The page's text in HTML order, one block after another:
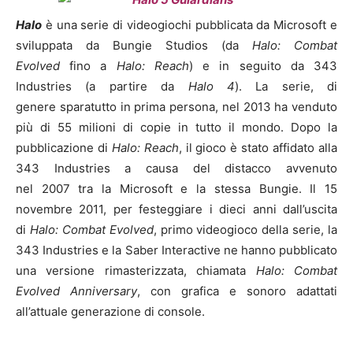
Halo è una serie di videogiochi pubblicata da Microsoft e
sviluppata da Bungie Studios (da Halo: Combat
Evolved fino a Halo: Reach) e in seguito da 343
Industries (a partire da Halo 4). La serie, di
genere sparatutto in prima persona, nel 2013 ha venduto
più di 55 milioni di copie in tutto il mondo. Dopo la
pubblicazione di Halo: Reach, il gioco è stato affidato alla
343 Industries a causa del distacco avvenuto
nel 2007 tra la Microsoft e la stessa Bungie. Il 15
novembre 2011, per festeggiare i dieci anni dall’uscita
di Halo: Combat Evolved, primo videogioco della serie, la
343 Industries e la Saber Interactive ne hanno pubblicato
una versione rimasterizzata, chiamata Halo: Combat
Evolved Anniversary, con grafica e sonoro adattati
all’attuale generazione di console.